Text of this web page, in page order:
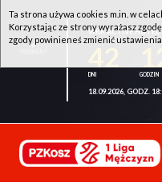
WKK ACTIVE HOTEL
18.09.2026, GODZ.
Ta strona używa cookies m.in. w
Korzystając ze strony wyrażasz
zgody powinieneś zmienić